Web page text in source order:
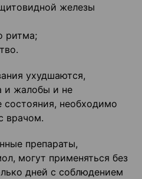
железы
ритма;
ухудшаются,
и жалобы и не
состояния, необходимо
врачом.
препараты,
могут применяться без
дней с соблюдением